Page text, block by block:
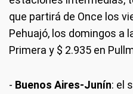
que partirá de Once los
Pehuajó, los domingos a
Primera y $ 2.935 en
- Buenos Aires-Junín: el